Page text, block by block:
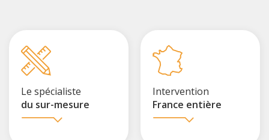
Le spécialiste
du sur-mesure
Intervention
France entière